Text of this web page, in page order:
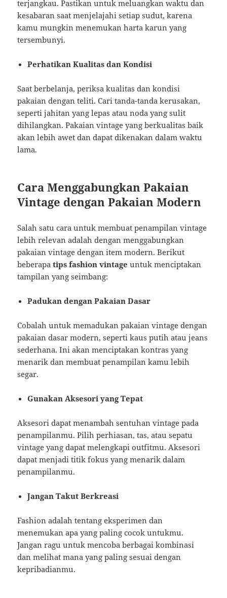
terjangkau. Pastikan untuk meluangkan waktu dan
kesabaran saat menjelajahi setiap sudut, karena
kamu mungkin menemukan harta karun yang
tersembunyi.
Perhatikan Kualitas dan Kondisi
Saat berbelanja, periksa kualitas dan kondisi
pakaian dengan teliti. Cari tanda-tanda kerusakan,
seperti jahitan yang lepas atau noda yang sulit
dihilangkan. Pakaian vintage yang berkualitas baik
akan lebih awet dan dapat dikenakan dalam waktu
lama.
Cara Menggabungkan Pakaian
Vintage dengan Pakaian Modern
Salah satu cara untuk membuat penampilan vintage
lebih relevan adalah dengan menggabungkan
pakaian vintage dengan item modern. Berikut
beberapatips fashion vintage untuk menciptakan
tampilan yang seimbang:
Padukan dengan Pakaian Dasar
Cobalah untuk memadukan pakaian vintage dengan
pakaian dasar modern, seperti kaus putih atau jeans
sederhana. Ini akan menciptakan kontras yang
menarik dan membuat penampilan kamu lebih
segar.
Gunakan Aksesori yang Tepat
Aksesori dapat menambah sentuhan vintage pada
penampilanmu. Pilih perhiasan, tas, atau sepatu
vintage yang dapat melengkapi outfitmu. Aksesori
dapat menjadi titik fokus yang menarik dalam
penampilanmu.
Jangan Takut Berkreasi
Fashion adalah tentang eksperimen dan
menemukan apa yang paling cocok untukmu.
Jangan ragu untuk mencoba berbagai kombinasi
dan melihat mana yang paling sesuai dengan
kepribadianmu.